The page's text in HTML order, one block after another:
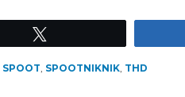
SPOOT, SPOOTNIKNIK, THD